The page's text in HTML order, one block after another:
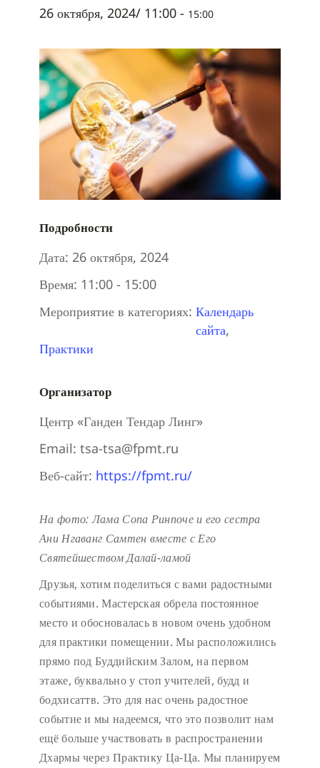
26 октября, 2024/ 11:00 - 15:00
Подробности
Дата: 26 октября, 2024
Время: 11:00 - 15:00
Мероприятие в категориях: Календарь
сайта,
Практики
Организатор
Центр «Ганден Тендар Линг»
Email: tsa-tsa@fpmt.ru
Веб-сайт: https://fpmt.ru/
На фото: Лама Сопа Ринпоче и его сестра
Ани Нгаванг Самтен вместе с Его
Святейшеством Далай-ламой
Друзья, хотим поделиться с вами радостными
событиями. Мастерская обрела постоянное
место и обосновалась в новом очень удобном
для практики помещении. Мы расположились
прямо под Буддийским Залом, на первом
этаже, буквально у стоп учителей, будд и
бодхисаттв. Это для нас очень радостное
событие и мы надеемся, что это позволит нам
ещё больше участвовать в распространении
Дхармы через Практику Ца-Ца. Мы планируем